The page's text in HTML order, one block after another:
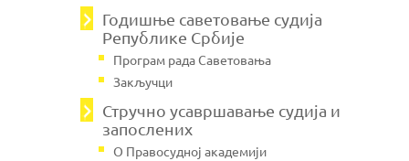
Годишње саветовање судија
Републике Србије
Програм рада Саветовања
Закључци
Стручно усавршавање судија и
запослених
О Правосудној академији